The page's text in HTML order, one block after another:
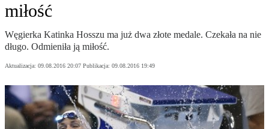
miłość
Węgierka Katinka Hosszu ma już dwa złote medale. Czekała na nie
długo. Odmieniła ją miłość.
Aktualizacja: 09.08.2016 20:07 Publikacja: 09.08.2016 19:49